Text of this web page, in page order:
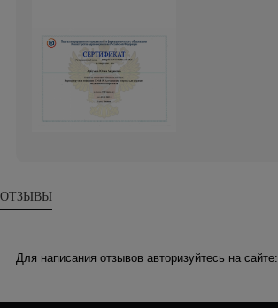
ОТЗЫВЫ
Для написания отзывов авторизуйтесь на сайте: